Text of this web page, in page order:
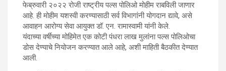
फेब्रुवारी २०२२ रोजी राष्ट्रीय पल्स पोलिओ मोहीम राबविली जाणार
आहे. ही मोहीम यशस्वी करण्यासाठी सर्व विभागांनी योगदान द्यावे, असे
आवाहन आरोग्य सेवा आयुक्त डॉ. एन. रामास्वामी यांनी केले.
यंदाच्या वर्षीच्या मोहिमेत एक कोटी पंधरा लाख मुलांना पल्स पोलिओचा
डोस देण्याचे नियोजन करण्यात आले आहे, अशी माहिती बैठकीत देण्यात
आली.